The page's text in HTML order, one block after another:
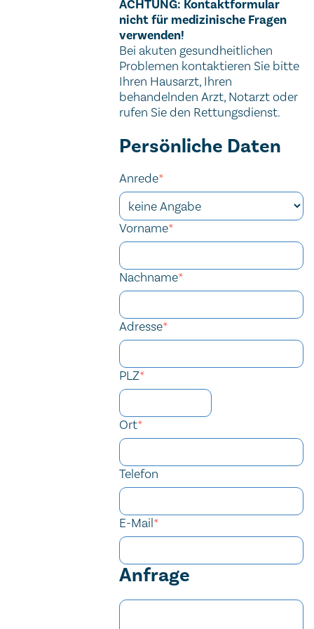
ACHTUNG: Kontaktformular
nicht für medizinische Fragen
verwenden!
Bei akuten gesundheitlichen
Problemen kontaktieren Sie bitte
Ihren Hausarzt, Ihren
behandelnden Arzt, Notarzt oder
rufen Sie den Rettungsdienst.
Security token
Verification code
URL
Security token
Tracking ID
Kontaktformular
Persönliche Daten
Anrede*
Vorname*
Nachname*
Adresse*
PLZ*
Ort*
Telefon
E-Mail*
Anfrage